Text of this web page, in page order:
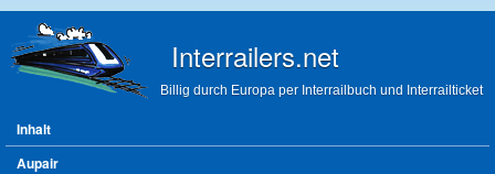
Interrailers.net
Billig durch Europa per Interrailbuch und Interrailticket
Hauptmenü
Inhalt
Aupair